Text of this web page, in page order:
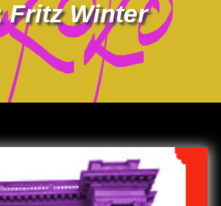
Fritz Winter